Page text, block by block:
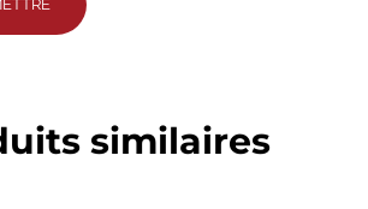
similaires